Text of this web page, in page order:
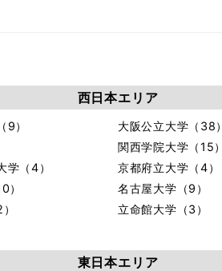
西日本エリア
9） 大阪公立大学（38）
関西学院大学（15）
学（4） 京都府立大学（4）
） 名古屋大学（9）
立命館大学（3）
東日本エリア